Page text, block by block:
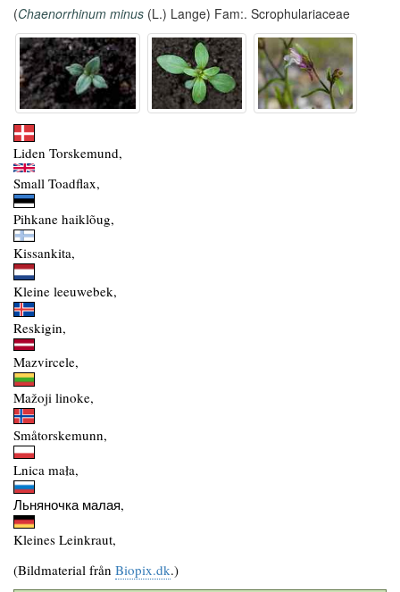
(Chaenorrhinum minus (L.) Lange) Fam:. Scrophulariaceae
Liden Torskemund,
Small Toadflax,
Pihkane haiklõug,
Kissankita,
Kleine leeuwebek,
Reskigin,
Mazvircele,
Mažoji linoke,
Småtorskemunn,
Lnica mała,
Льняночка малая,
Kleines Leinkraut,
(Bildmaterial från Biopix.dk.)